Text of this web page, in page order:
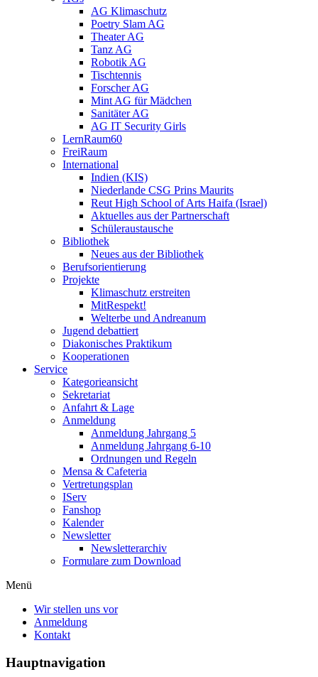
AG Klimaschutz
Poetry Slam AG
Theater AG
Tanz AG
Robotik AG
Tischtennis
Forscher AG
Mint AG für Mädchen
Sanitäter AG
AG IT Security Girls
LernRaum60
FreiRaum
International
Indien (KIS)
Niederlande CSG Prins Maurits
Reut High School of Arts Haifa (Israel)
Aktuelles aus der Partnerschaft
Schüleraustausche
Bibliothek
Neues aus der Bibliothek
Berufsorientierung
Projekte
Klimaschutz erstreiten
MitRespekt!
Welterbe und Andreanum
Jugend debattiert
Diakonisches Praktikum
Kooperationen
Service
Kategorieansicht
Sekretariat
Anfahrt & Lage
Anmeldung
Anmeldung Jahrgang 5
Anmeldung Jahrgang 6-10
Ordnungen und Regeln
Mensa & Cafeteria
Vertretungsplan
IServ
Fanshop
Kalender
Newsletter
Newsletterarchiv
Formulare zum Download
Menü
Wir stellen uns vor
Anmeldung
Kontakt
Hauptnavigation